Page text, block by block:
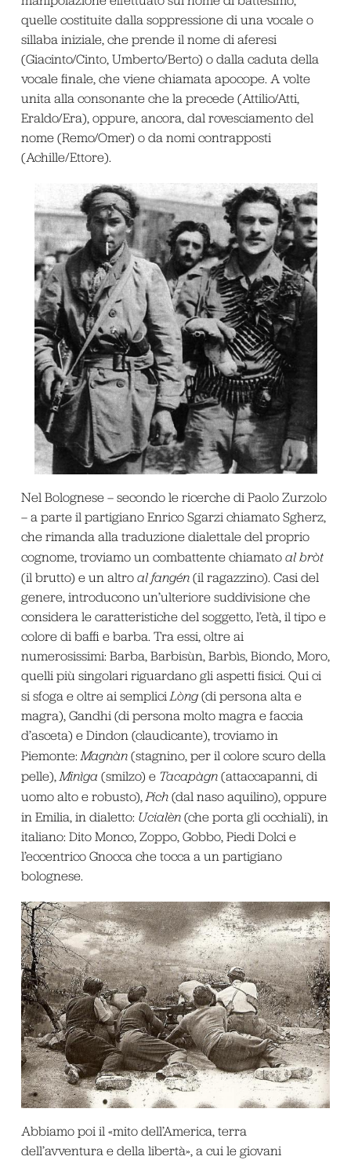
quelle costituite dalla soppressione di una vocale o
sillaba iniziale, che prende il nome di aferesi
(Giacinto/Cinto, Umberto/Berto) o dalla caduta della
vocale finale, che viene chiamata apocope. A volte
unita alla consonante che la precede (Attilio/Atti,
Eraldo/Era), oppure, ancora, dal rovesciamento del
nome (Remo/Omer) o da nomi contrapposti
(Achille/Ettore).
Nel Bolognese – secondo le ricerche di Paolo Zurzolo
– a parte il partigiano Enrico Sgarzi chiamato Sgherz,
che rimanda alla traduzione dialettale del proprio
cognome, troviamo un combattente chiamato al bròt
(il brutto) e un altro al fangén(il ragazzino). Casi del
genere, introducono un’ulteriore suddivisione che
considera le caratteristiche del soggetto, l’età, il tipo e
colore di baffi e barba. Tra essi, oltre ai
numerosissimi: Barba, Barbisùn, Barbìs, Biondo, Moro,
quelli più singolari riguardano gli aspetti fisici. Qui ci
si sfoga e oltre ai semplici Lòng(di persona alta e
magra), Gandhi (di persona molto magra e faccia
d’asceta) e Dindon (claudicante), troviamo in
Piemonte: Magnàn(stagnino, per il colore scuro della
pelle), Minìga (smilzo) e Tacapàgn(attaccapanni, di
uomo alto e robusto), Pich(dal naso aquilino), oppure
in Emilia, in dialetto: Ucialèn(che porta gli occhiali), in
italiano: Dito Monco, Zoppo, Gobbo, Piedi Dolci e
l’eccentrico Gnocca che tocca a un partigiano
bolognese.
Abbiamo poi il «mito dell’America, terra
dell’avventura e della libertà», a cui le giovani